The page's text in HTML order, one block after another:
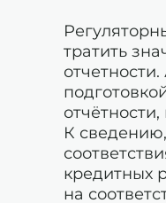
тратить
К
кредитных
на